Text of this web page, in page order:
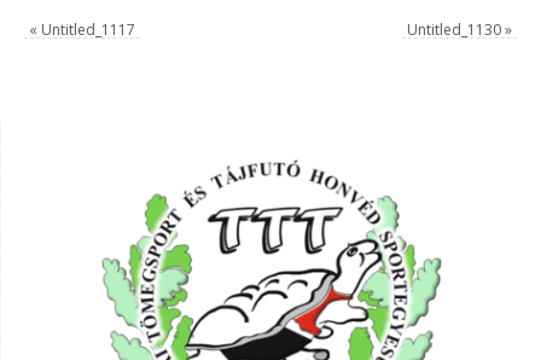
« Untitled_1117 Untitled_1130»